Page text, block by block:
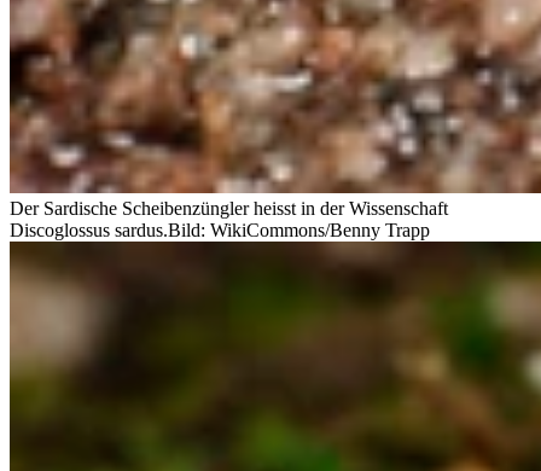
Der Sardische Scheibenzüngler heisst in der Wissenschaft
Discoglossus sardus.Bild: WikiCommons/Benny Trapp